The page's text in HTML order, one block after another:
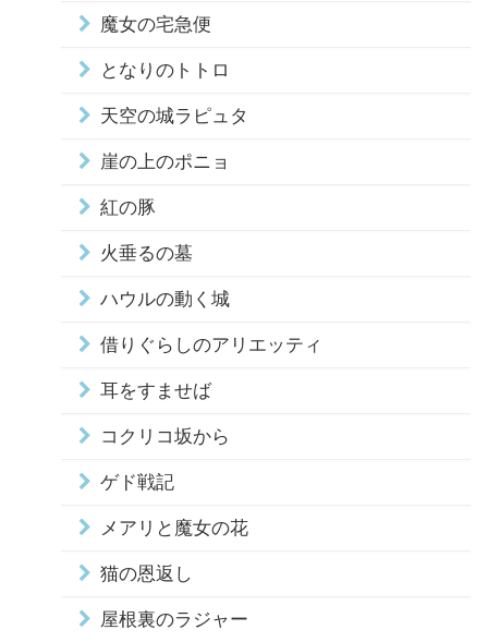
魔女の宅急便
となりのトトロ
天空の城ラピュタ
崖の上のポニョ
紅の豚
火垂るの墓
ハウルの動く城
借りぐらしのアリエッティ
耳をすませば
コクリコ坂から
ゲド戦記
メアリと魔女の花
猫の恩返し
屋根裏のラジャー